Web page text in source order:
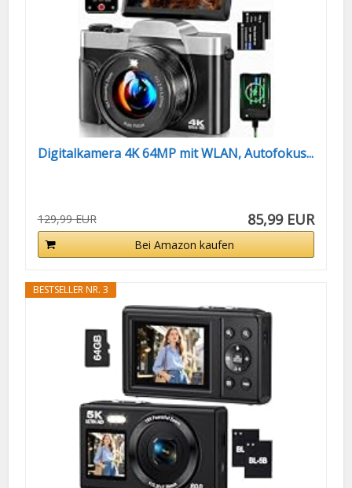
Digitalkamera 4K 64MP mit WLAN, Autofokus...
129,99 EUR 85,99 EUR
Bei Amazon kaufen
BESTSELLER NR. 3